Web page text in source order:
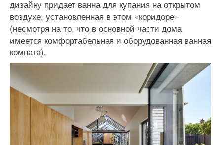
дизайну придает ванна для купания на открытом
воздухе, установленная в этом «коридоре»
(несмотря на то, что в основной части дома
имеется комфортабельная и оборудованная ванная
комната).